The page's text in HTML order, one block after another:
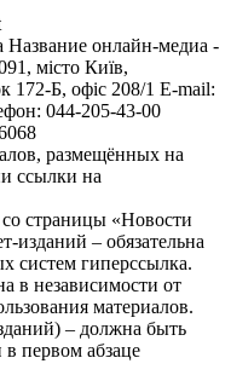
Название онлайн-медиа -
місто Київ,
Б, офіс 208/1 E-mail:
044-205-43-00
размещённых на
ссылки на
страницы «Новости
изданий – обязательна
систем гиперссылка.
в независимости от
материалов.
– должна быть
первом абзаце